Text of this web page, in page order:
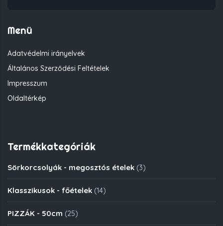
Menü
Adatvédelmi irányelvek
Általános Szerződési Feltételek
Impresszum
Oldaltérkép
Termékkategóriák
Sörkorcsolyák - megosztós ételek (3)
Klasszikusok - főételek (14)
PIZZÁK - 50cm (25)